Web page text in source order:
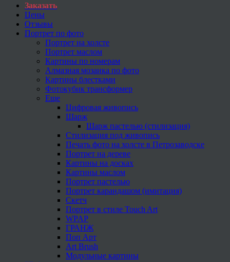
Заказать
Цены
Отзывы
Портрет по фото
Портрет на холсте
Портрет маслом
Картины по номерам
Алмазная мозаика по фото
Картины блестками
Фотокубик трансформер
Еще
Цифровая живопись
Шарж
Шарж пастелью (стилизация)
Стилизация под живопись
Печать фото на холсте в Петрозаводске
Портрет на дереве
Картины на досках
Картины маслом
Портрет пастелью
Портрет карандашом (имитация)
Скетч
Портрет в стиле Touch Art
WPAP
ГРАНЖ
Поп Арт
Art Brush
Модульные картины